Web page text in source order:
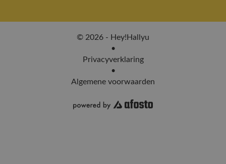
© 2026 - Hey!Hallyu
•
Privacyverklaring
•
Algemene voorwaarden